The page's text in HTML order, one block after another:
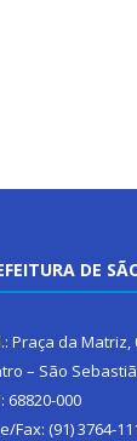
DE
Praça da Matriz,
– São
68820-000
Fax: (91) 3764-